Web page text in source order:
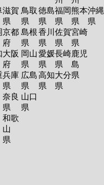
滋賀
県
京都
府
大阪
府
兵庫
県
奈良
県
和歌
山
県
鳥取
県
島根
県
岡山
県
広島
県
山口
県
徳島
県
香川
県
愛媛
県
高知
県
福岡
県
佐賀
県
長崎
県
大分
県
熊本
県
宮崎
県
鹿児
島
県
沖縄
県